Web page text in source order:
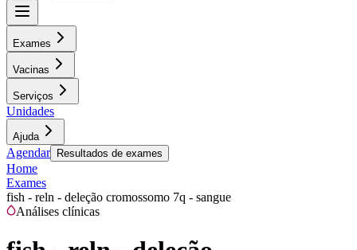
Exames
Vacinas
Serviços
Unidades
Ajuda
Agendar Resultados de exames
Home
Exames
fish - reln - deleção cromossomo 7q - sangue
Análises clínicas